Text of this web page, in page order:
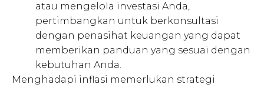
atau mengelola investasi Anda,
pertimbangkan untuk berkonsultasi
dengan penasihat keuangan yang dapat
memberikan panduan yang sesuai dengan
kebutuhan Anda.
Menghadapi inflasi memerlukan strategi